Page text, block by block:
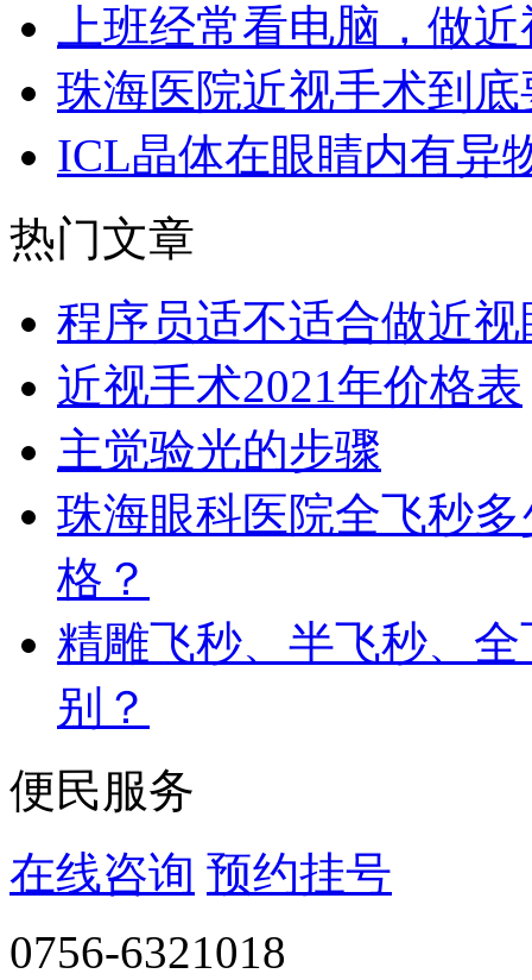
上班经常看电脑，做
珠海医院近视手术到
ICL晶体在眼睛内有异
热门文章
程序员适不适合做近视
近视手术2021年价格表
主觉验光的步骤
珠海眼科医院全飞秒
格？
精雕飞秒、半飞秒、
别？
便民服务
在线咨询 预约挂号
0756-6321018